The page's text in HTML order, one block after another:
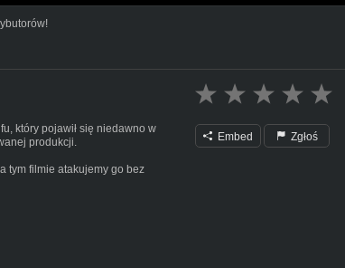
który pojawił się niedawno w
produkcji.
tym filmie atakujemy go bez
sejfie, ale zapewne wiele
Embed Zgłoś